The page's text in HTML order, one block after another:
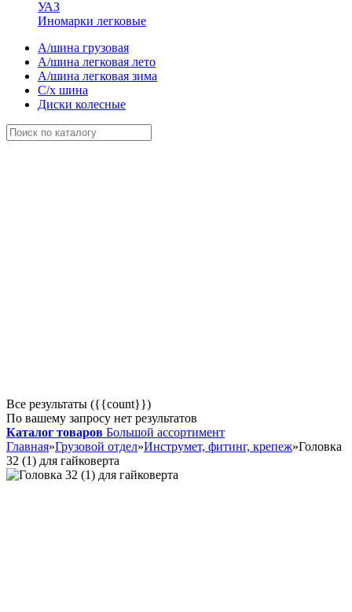
УАЗ
Иномарки легковые
А/шина грузовая
А/шина легковая лето
А/шина легковая зима
С/х шина
Диски колесные
Все результаты ({{count}})
По вашему запросу нет результатов
Каталог товаров Большой ассортимент
Главная»Грузовой отдел»Инструмет, фитинг, крепеж»Головка
32 (1) для гайковерта